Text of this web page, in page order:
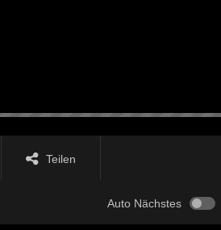
Teilen
Auto Nächstes